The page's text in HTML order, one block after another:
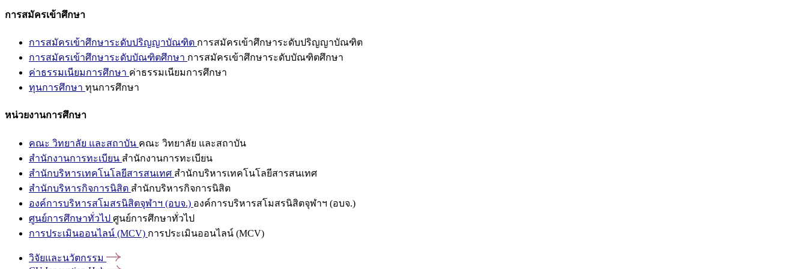
การสมัครเข้าศึกษา
การสมัครเข้าศึกษาระดับปริญญาบัณฑิต การสมัครเข้าศึกษาระดับปริญญาบัณฑิต
การสมัครเข้าศึกษาระดับบัณฑิตศึกษา การสมัครเข้าศึกษาระดับบัณฑิตศึกษา
ค่าธรรมเนียมการศึกษา ค่าธรรมเนียมการศึกษา
ทุนการศึกษา ทุนการศึกษา
หน่วยงานการศึกษา
คณะ วิทยาลัย และสถาบัน คณะ วิทยาลัย และสถาบัน
สำนักงานการทะเบียน สำนักงานการทะเบียน
สำนักบริหารเทคโนโลยีสารสนเทศ สำนักบริหารเทคโนโลยีสารสนเทศ
สำนักบริหารกิจการนิสิต สำนักบริหารกิจการนิสิต
องค์การบริหารสโมสรนิสิตจุฬาฯ (อบจ.) องค์การบริหารสโมสรนิสิตจุฬาฯ (อบจ.)
ศูนย์การศึกษาทั่วไป ศูนย์การศึกษาทั่วไป
การประเมินออนไลน์ (MCV) การประเมินออนไลน์ (MCV)
วิจัยและนวัตกรรม